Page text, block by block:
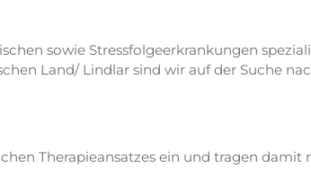
sowie Stressfolgeerkrankungen
Land/ Lindlar sind wir auf der Suche
Therapieansatzes ein und tragen damit